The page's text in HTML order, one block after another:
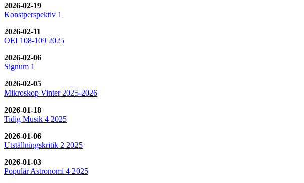
2026-02-19
Konstperspektiv 1
2026-02-11
OEI 108-109 2025
2026-02-06
Signum 1
2026-02-05
Mikroskop Vinter 2025-2026
2026-01-18
Tidig Musik 4 2025
2026-01-06
Utställningskritik 2 2025
2026-01-03
Populär Astronomi 4 2025